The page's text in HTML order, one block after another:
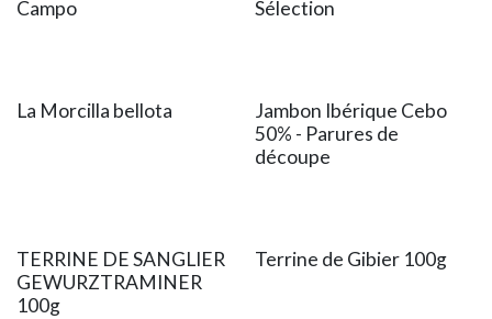
Campo
Sélection
La Morcilla bellota
Jambon Ibérique Cebo
50% - Parures de
découpe
TERRINE DE SANGLIER
GEWURZTRAMINER
100g
Terrine de Gibier 100g